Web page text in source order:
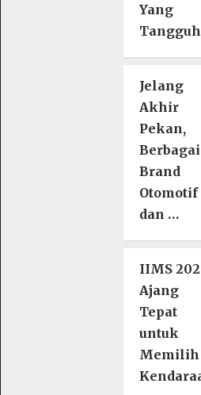
Yang
Tangguh
Jelang
Akhir
Pekan,
Berbagai
Brand
Otomotif
dan …
IIMS
Ajang
Tepat
untuk
Memilih